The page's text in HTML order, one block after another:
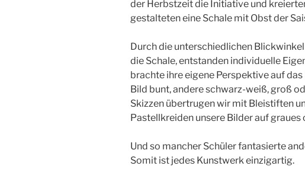
der Herbstzeit die Initiative und
gestalteten eine Schale mit Obst der
Durch die unterschiedlichen
die Schale, entstanden individuelle
brachte ihre eigene Perspektive auf
Bild bunt, andere schwarz-weiß, groß
Skizzen übertrugen wir mit Bleistiften
Pastellkreiden unsere Bilder auf graues
Und so mancher Schüler fantasierte
Somit ist jedes Kunstwerk einzigartig.